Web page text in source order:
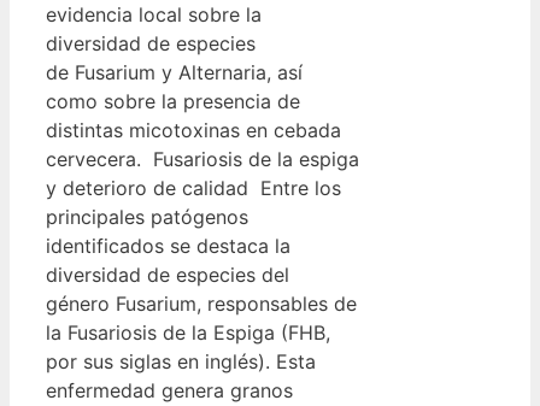
evidencia local sobre la
diversidad de especies
de Fusarium y Alternaria, así
como sobre la presencia de
distintas micotoxinas en cebada
cervecera. Fusariosis de la espiga
y deterioro de calidad Entre los
principales patógenos
identificados se destaca la
diversidad de especies del
género Fusarium, responsables de
la Fusariosis de la Espiga (FHB,
por sus siglas en inglés). Esta
enfermedad genera granos